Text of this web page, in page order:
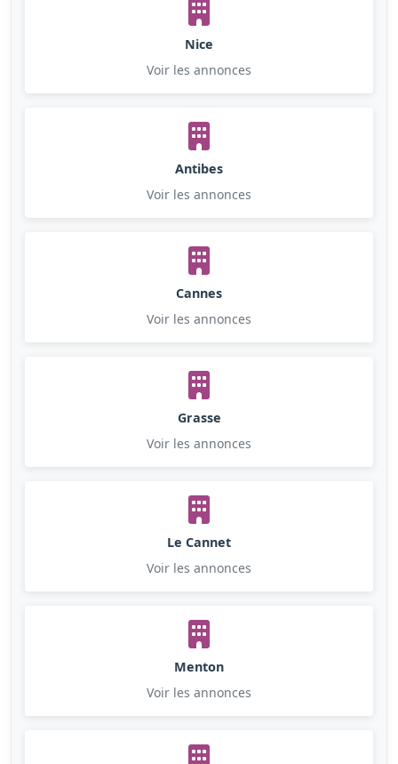
Nice
Voir les annonces
Antibes
Voir les annonces
Cannes
Voir les annonces
Grasse
Voir les annonces
Le Cannet
Voir les annonces
Menton
Voir les annonces